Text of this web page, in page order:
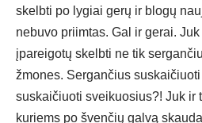
skelbti po lygiai gerų ir blogų
nebuvo priimtas. Gal ir gerai.
įpareigotų skelbti ne tik
žmones. Sergančius
suskaičiuoti sveikuosius?! Juk ir
kuriems po švenčių galvą